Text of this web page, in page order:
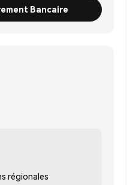
Bancaire
régionales